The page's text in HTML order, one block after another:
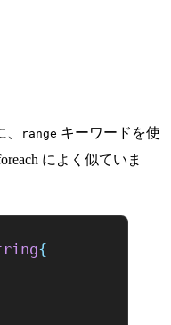
range キーワードを使
によく似ていま
{